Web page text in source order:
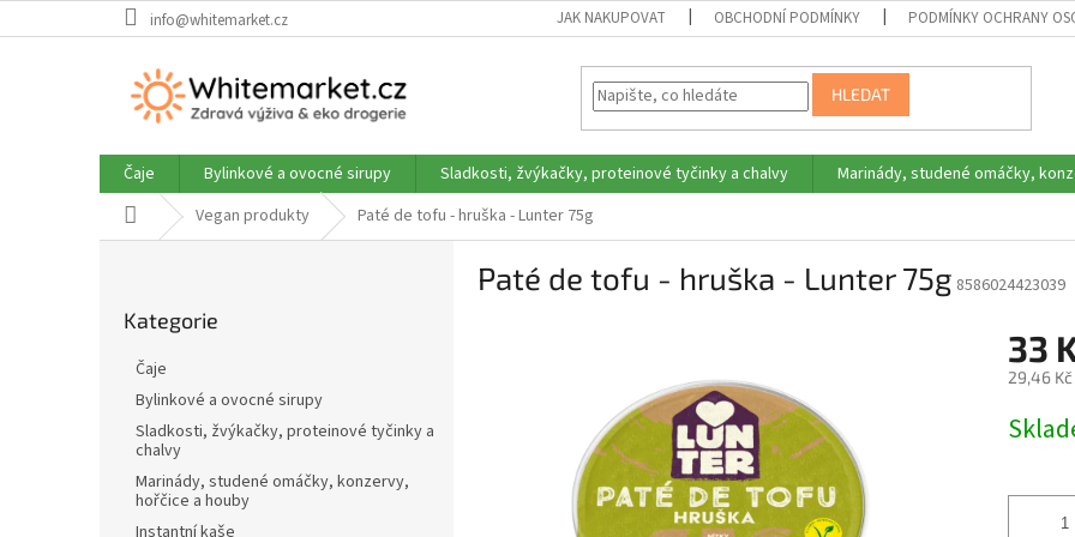
na
info@whitemarket.cz JAK NAKUPOVAT OBCHODNÍ PODMÍNKY PODMÍNKY OCHRANY
HLEDAT
Čaje Bylinkové a ovocné sirupy Sladkosti, žvýkačky, proteinové tyčinky a chalvy Marinády, studené omáčky,
Domů Vegan produkty Paté de tofu - hruška - Lunter 75g
kategorie
Kategorie
Čaje
Bylinkové a ovocné sirupy
Sladkosti, žvýkačky, proteinové tyčinky a
chalvy
Marinády, studené omáčky, konzervy,
hořčice a houby
Instantní kaše
Paté de tofu - hruška - Lunter 75g 8586024423039
33
29,46 Kč
cena: